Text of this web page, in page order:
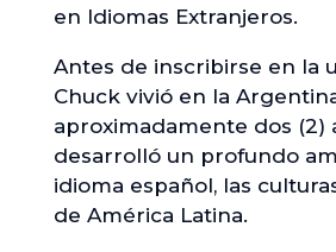
en Idiomas Extranjeros.
Antes de inscribirse en la
Chuck vivió en la
aproximadamente dos (2)
desarrolló un profundo
idioma español, las
de América Latina.